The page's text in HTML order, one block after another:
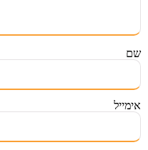
שם
אימייל